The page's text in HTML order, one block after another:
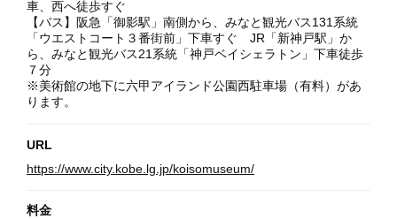
車、西へ徒歩すぐ
【バス】阪急「御影駅」南側から、みなと観光バス131系統
「ウエストコート３番街前」下車すぐ JR「新神戸駅」か
ら、みなと観光バス21系統「神戸ベイシェラトン」下車徒歩
７分
※美術館の地下に六甲アイランド公園西駐車場（有料）があ
ります。
URL
https://www.city.kobe.lg.jp/koisomuseum/
料金